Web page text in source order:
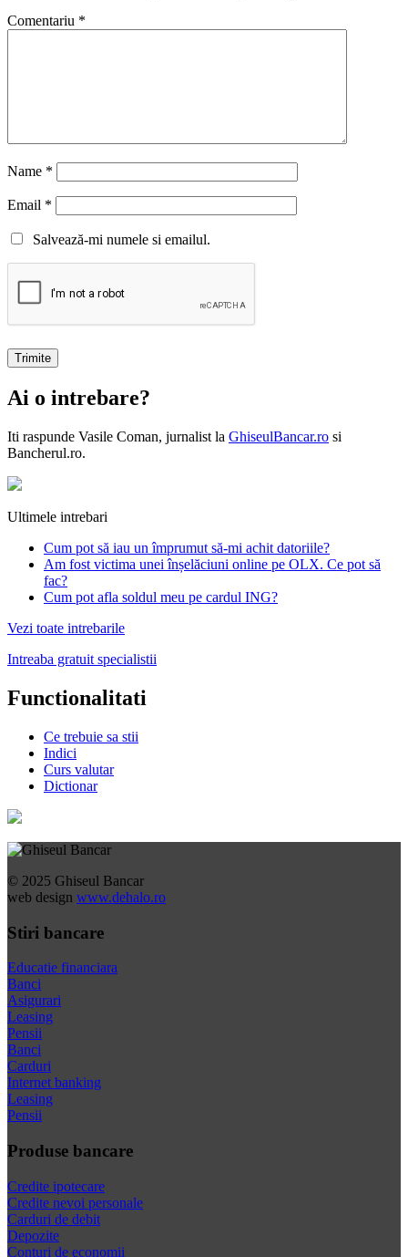
Comentariu *
Name *
Email *
Salvează-mi numele si emailul.
Ai o intrebare?
Iti raspunde Vasile Coman, jurnalist la GhiseulBancar.ro si
Bancherul.ro.
Ultimele intrebari
Cum pot să iau un împrumut să-mi achit datoriile?
Am fost victima unei înșelăciuni online pe OLX. Ce pot să
fac?
Cum pot afla soldul meu pe cardul ING?
Vezi toate intrebarile
Intreaba gratuit specialistii
Functionalitati
Ce trebuie sa stii
Indici
Curs valutar
Dictionar
© 2025 Ghiseul Bancar
web design www.dehalo.ro
Stiri bancare
Educatie financiara
Banci
Asigurari
Leasing
Pensii
Banci
Carduri
Internet banking
Leasing
Pensii
Produse bancare
Credite ipotecare
Credite nevoi personale
Carduri de debit
Depozite
Conturi de economii